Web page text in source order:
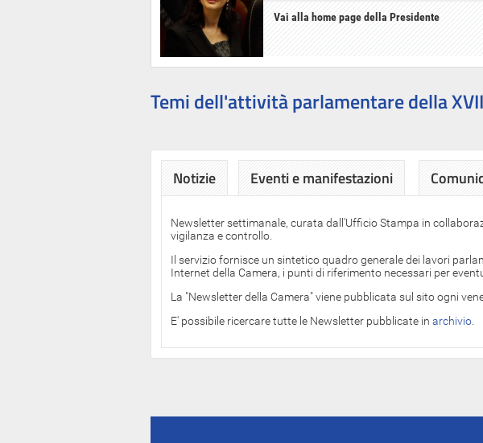
Vai alla home page della Presidente
Temi dell'attività parlamentare della
Notizie Eventi e manifestazioni
Newsletter settimanale, curata dall'Ufficio Stampa in
vigilanza e controllo.
Il servizio fornisce un sintetico quadro generale dei lavori
Internet della Camera, i punti di riferimento necessari per
La "Newsletter della Camera" viene pubblicata sul sito ogni
E' possibile ricercare tutte le Newsletter pubblicate in archivio